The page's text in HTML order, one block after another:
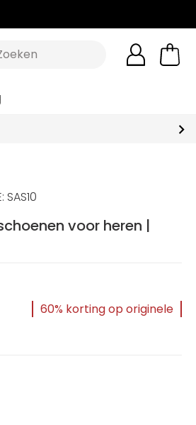
SAS10
voor heren |
60% korting op originele